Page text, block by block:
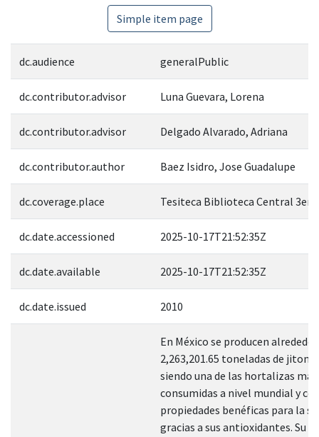
Simple item page
dc.audience generalPublic
dc.contributor.advisor Luna Guevara, Lorena
dc.contributor.advisor Delgado Alvarado, Adriana
dc.contributor.author Baez Isidro, Jose Guadalupe
dc.coverage.place Tesiteca Biblioteca Central 3er.
dc.date.accessioned 2025-10-17T21:52:35Z
dc.date.available 2025-10-17T21:52:35Z
dc.date.issued 2010
En México se producen
2,263,201.65 toneladas de
siendo una de las hortalizas más
consumidas a nivel mundial y
propiedades benéficas para la
gracias a sus antioxidantes. Su